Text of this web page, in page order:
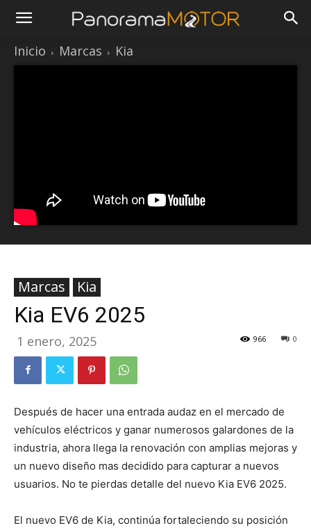
Inicio Marcas Kia
Marcas Kia
Kia EV6 2025
1 enero, 2025 0
966
Después de hacer una entrada audaz en el mercado de
vehículos eléctricos y ganar numerosos galardones de la
industria, ahora llega la renovación con amplias mejoras y
un nuevo diseño mas decidido para capturar a nuevos
usuarios. No te pierdas detalle del nuevo Kia EV6 2025.
El nuevo EV6 de Kia, continúa fortaleciendo su posición